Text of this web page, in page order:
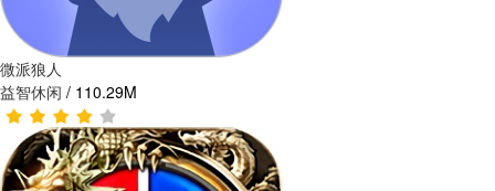
微派狼人
益智休闲 / 110.29M